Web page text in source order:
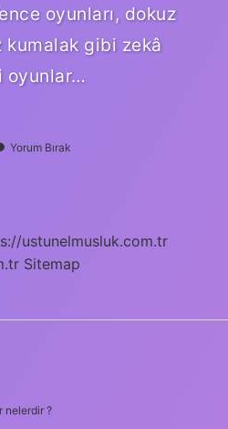
oyunları, dokuz
kumalak gibi zekâ
oyunlar…
Yorum Bırak
ustunelmusluk.com.tr
Sitemap
nelerdir ?